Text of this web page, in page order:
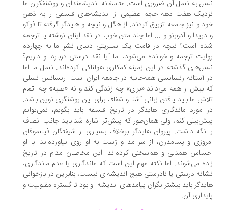
به نسل آن ضروری است. متاسفانه اندیشمندان و روشنفکران ما
هفت دهه حجم عظیمی از اندیشه‌های فلسفی را به ذهن
و نیز جامعه تزریق کردند. از هگل و نیچه و هایدگر گرفته تا فوکو
و آدورنو و ... اما چند متن خوب در نقد اینان نوشته یا ترجمه
است؟ نیچه در قامت یک سلبریتی دنیای نشرِ ما به چهارده
ترجمه و خوانده می‌شود، اما آیا نقد درستی درباره او داریم؟
گذشته در این زمینه کم‌کاری هولناکی کرده‌اند. نسل ما اما
آستانه رنسانسی همه‌جانبه در جامعه ایران است. رنسانس نسلی
بیش از همه می‌داند «برای» چه زندگی کند و نه «علیه» چه. تمام
ما باید یافتن زبانی آشنا و شفاف برای این روشنگری نوین باشد.
مورد ماندگاری هایدگر در تاریخ فلسفه باید بگویم، نمی‌توانم
کنم، ولی همان‌طور که پیش‌تر اشاره شد باید جانب انصاف
نگه داشت. پیروان هایدگر برخلاف بسیاری از شیفتگان فیلسوفان
و پسامدرن، از سر مد و ژست به او روی نیاورده‌اند. با او
همدلی و هم‌سخنی کرده‌اند. این مخاطبان مدام در تاریخ
می‌شوند. اما نکته مهم این است که ماندگاری یا عدم ماندگاری،
درستی یا نادرستی هیچ اندیشه‌ای نیست، بنابراین در بازخوانی
باید بیشتر نگران پیامدهای اندیشه او بود تا گستره مقبولیت و
آن.